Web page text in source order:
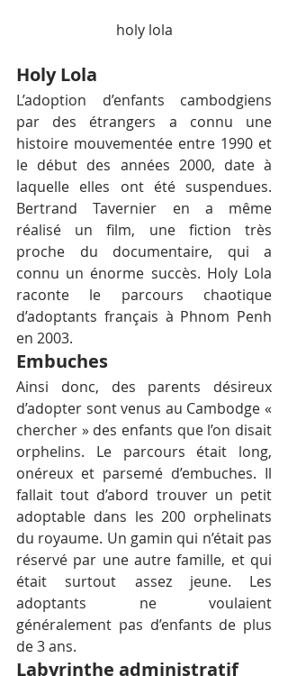
holy lola
Holy Lola
L’adoption d’enfants cambodgiens
par des étrangers a connu une
histoire mouvementée entre 1990 et
le début des années 2000, date à
laquelle elles ont été suspendues.
Bertrand Tavernier en a même
réalisé un film, une fiction très
proche du documentaire, qui a
connu un énorme succès. Holy Lola
raconte le parcours chaotique
d’adoptants français à Phnom Penh
en 2003.
Embuches
Ainsi donc, des parents désireux
d’adopter sont venus au Cambodge «
chercher » des enfants que l’on disait
orphelins. Le parcours était long,
onéreux et parsemé d’embuches. Il
fallait tout d’abord trouver un petit
adoptable dans les 200 orphelinats
du royaume. Un gamin qui n’était pas
réservé par une autre famille, et qui
était surtout assez jeune. Les
adoptants ne voulaient
généralement pas d’enfants de plus
de 3 ans.
Labyrinthe administratif